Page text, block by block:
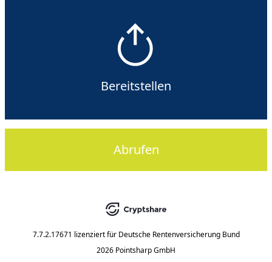
Bereitstellen
Abrufen
7.7.2.17671 lizenziert für Deutsche Rentenversicherung Bund
2026 Pointsharp GmbH